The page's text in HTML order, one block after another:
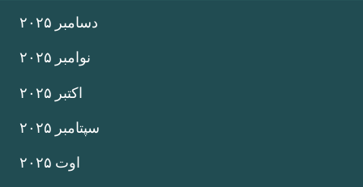
دسامبر ۲۰۲۵
نوامبر ۲۰۲۵
اکتبر ۲۰۲۵
سپتامبر ۲۰۲۵
اوت ۲۰۲۵